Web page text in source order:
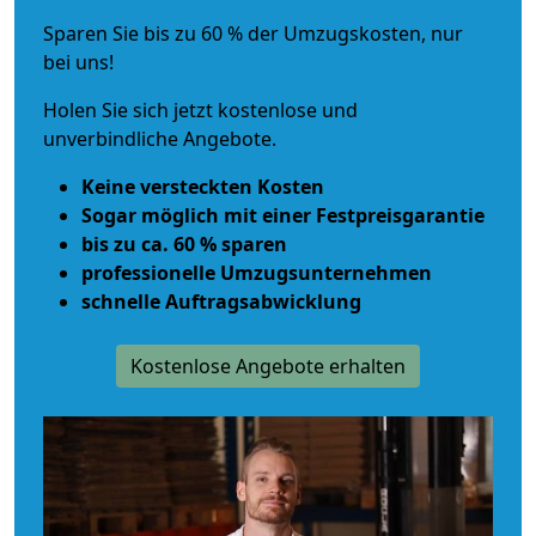
Sparen Sie bis zu 60 % der Umzugskosten, nur
bei uns!
Holen Sie sich jetzt kostenlose und
unverbindliche Angebote.
Keine versteckten Kosten
Sogar möglich mit einer Festpreisgarantie
bis zu ca. 60 % sparen
professionelle Umzugsunternehmen
schnelle Auftragsabwicklung
Kostenlose Angebote erhalten